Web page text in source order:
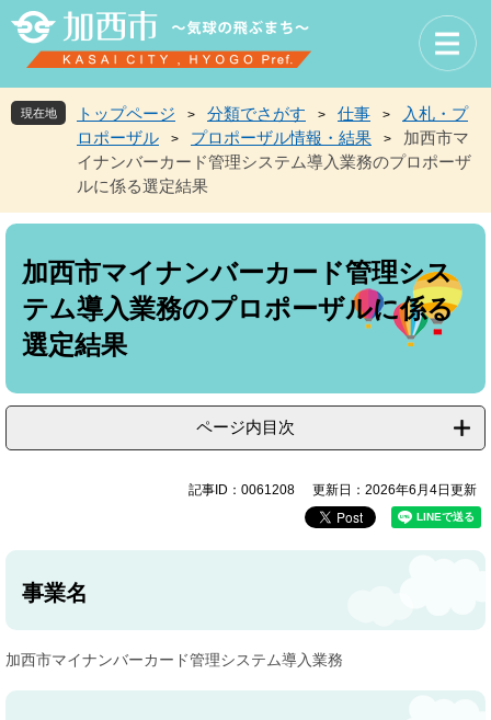
先
頭
を
飛
本
現在地 トップページ > 分類でさがす > 仕事 >
入札・プ
ロポーザル
> プロポーザル情報・結果 >
加西市マ
イナンバーカード管理システム導入業務のプロポーザ
ルに係る選定結果
本
加西市マイナンバーカード管理シス
テム導入業務のプロポーザルに係る
選定結果
ページ内目次
記事ID：0061208 更新日：2026年6月4日更新
事業名
加西市マイナンバーカード管理システム導入業務